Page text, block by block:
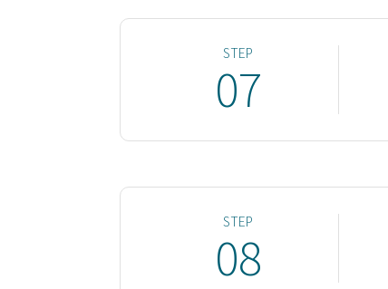
STEP
07
STEP
08